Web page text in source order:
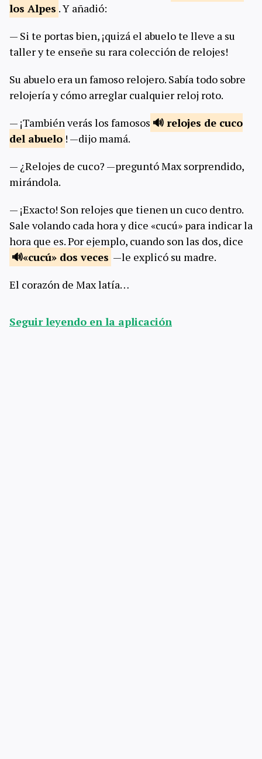
los Alpes . Y añadió:
— Si te portas bien, ¡quizá el abuelo te lleve a su
taller y te enseñe su rara colección de relojes!
Su abuelo era un famoso relojero. Sabía todo sobre
relojería y cómo arreglar cualquier reloj roto.
— ¡También verás los famosos
relojes de cuco
del abuelo ! —dijo mamá.
— ¿Relojes de cuco? —preguntó Max sorprendido,
mirándola.
— ¡Exacto! Son relojes que tienen un cuco dentro.
Sale volando cada hora y dice «cucú» para indicar la
hora que es. Por ejemplo, cuando son las dos, dice
«cucú» dosveces —le explicó su madre.
El corazón de Max latía…
Seguir leyendo en la aplicación